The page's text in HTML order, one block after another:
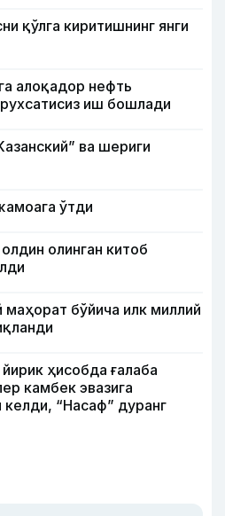
қўлга киритишнинг янги
алоқадор нефть
иш бошлади
ва шериги
ўтди
олинган китоб
маҳорат бўйича илк миллий
ҳисобда ғалаба
камбек эвазига
келди, “Насаф” дуранг